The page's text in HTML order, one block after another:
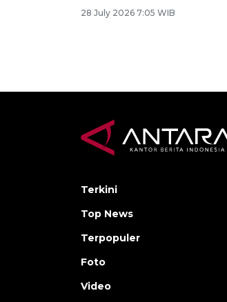
28 July 2026 7:05 WIB
Terkini
Top News
Terpopuler
Foto
Video